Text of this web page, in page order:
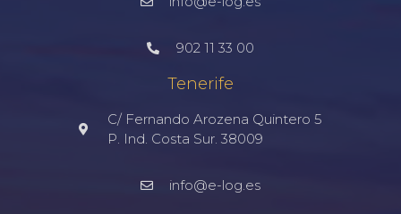
902 11 33 00
Tenerife
C/ Fernando Arozena Quintero 5
P. Ind. Costa Sur. 38009
info@e-log.es